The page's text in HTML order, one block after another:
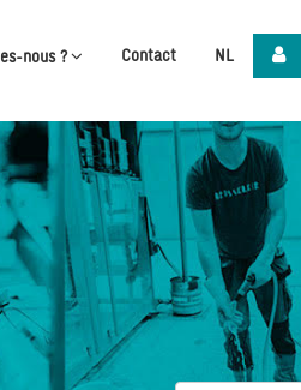
nous ? Contact NL